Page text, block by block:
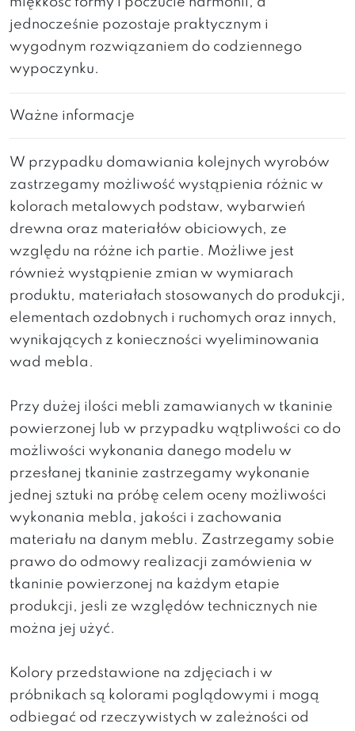
jednocześnie pozostaje praktycznym i
wygodnym rozwiązaniem do codziennego
wypoczynku.
Ważne informacje
W przypadku domawiania kolejnych wyrobów
zastrzegamy możliwość wystąpienia różnic w
kolorach metalowych podstaw, wybarwień
drewna oraz materiałów obiciowych, ze
względu na różne ich partie. Możliwe jest
również wystąpienie zmian w wymiarach
produktu, materiałach stosowanych do produkcji,
elementach ozdobnych i ruchomych oraz innych,
wynikających z konieczności wyeliminowania
wad mebla.
Przy dużej ilości mebli zamawianych w tkaninie
powierzonej lub w przypadku wątpliwości co do
możliwości wykonania danego modelu w
przesłanej tkaninie zastrzegamy wykonanie
jednej sztuki na próbę celem oceny możliwości
wykonania mebla, jakości i zachowania
materiału na danym meblu. Zastrzegamy sobie
prawo do odmowy realizacji zamówienia w
tkaninie powierzonej na każdym etapie
produkcji, jesli ze względów technicznych nie
można jej użyć.
Kolory przedstawione na zdjęciach i w
próbnikach są kolorami poglądowymi i mogą
odbiegać od rzeczywistych w zależności od